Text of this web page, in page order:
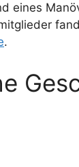
eines
.